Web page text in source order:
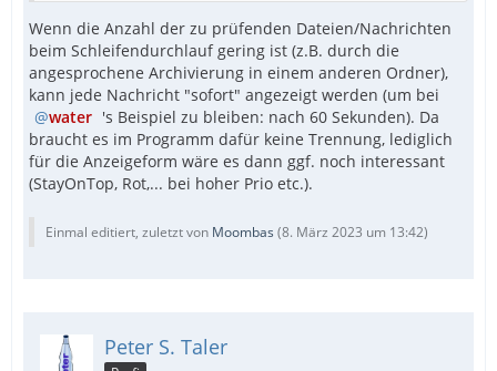
Wenn die Anzahl der zu prüfenden Dateien/Nachrichten
beim Schleifendurchlauf gering ist (z.B. durch die
angesprochene Archivierung in einem anderen Ordner),
kann jede Nachricht "sofort" angezeigt werden (um bei
water 's Beispiel zu bleiben: nach 60 Sekunden). Da
braucht es im Programm dafür keine Trennung, lediglich
für die Anzeigeform wäre es dann ggf. noch interessant
(StayOnTop, Rot,... bei hoher Prio etc.).
Einmal editiert, zuletzt von Moombas (8. März 2023 um 13:42)
Peter S. Taler